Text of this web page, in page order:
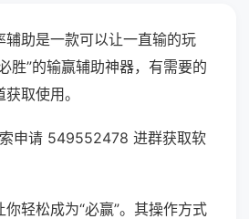
辅助是一款可以让一直输的玩
胜”的输赢辅助神器，有需要的
取使用。
申请 549552478 进群获取软
轻松成为“必赢”。其操作方式